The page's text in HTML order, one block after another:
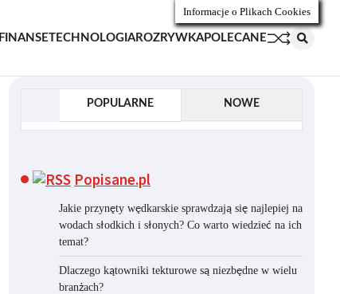
FINANSETECHNOLOGIA ROZRYWKA POLECANE
POPULARNE NOWE
Popisane.pl
Jakie przynęty wędkarskie sprawdzają się najlepiej na
wodach słodkich i słonych? Co warto wiedzieć na ich
temat?
Dlaczego kątowniki tekturowe są niezbędne w wielu
branżach?
Informacje o Plikach Cookies